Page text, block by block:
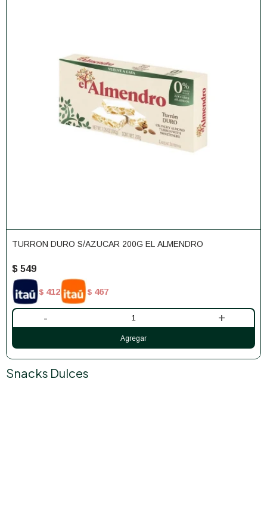
TURRON DURO S/AZUCAR 200G EL ALMENDRO
$ 549
$ 412 $ 467
- +
Snacks Dulces